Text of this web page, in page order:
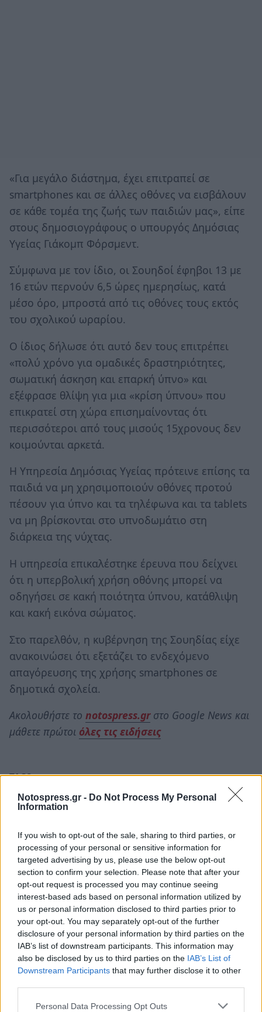
Notospress.gr - Do Not Process My Personal
Information
If you wish to opt-out of the sale, sharing to third parties, or
processing of your personal or sensitive information for
targeted advertising by us, please use the below opt-out
section to confirm your selection. Please note that after your
opt-out request is processed you may continue seeing
interest-based ads based on personal information utilized by
us or personal information disclosed to third parties prior to
your opt-out. You may separately opt-out of the further
disclosure of your personal information by third parties on the
IAB’s list of downstream participants. This information may
also be disclosed by us to third parties on the IAB’s List of
Downstream Participants that may further disclose it to other
Personal Data Processing Opt Outs
«Για μεγάλο διάστημα, έχει επιτραπεί σε
smartphones και σε άλλες οθόνες να εισβάλουν
σε κάθε τομέα της ζωής των παιδιών μας», είπε
στους δημοσιογράφους ο υπουργός Δημόσιας
Υγείας Γιάκομπ Φόρσμεντ.
Σύμφωνα με τον ίδιο, οι Σουηδοί έφηβοι 13 με
16 ετών περνούν 6,5 ώρες ημερησίως, κατά
μέσο όρο, μπροστά από τις οθόνες τους εκτός
του σχολικού ωραρίου.
Ο ίδιος δήλωσε ότι αυτό δεν τους επιτρέπει
«πολύ χρόνο για ομαδικές δραστηριότητες,
σωματική άσκηση και επαρκή ύπνο» και
εξέφρασε θλίψη για μια «κρίση ύπνου» που
επικρατεί στη χώρα επισημαίνοντας ότι
περισσότεροι από τους μισούς 15χρονους δεν
κοιμούνται αρκετά.
Η Υπηρεσία Δημόσιας Υγείας πρότεινε επίσης τα
παιδιά να μη χρησιμοποιούν οθόνες προτού
πέσουν για ύπνο και τα τηλέφωνα και τα tablets
να μη βρίσκονται στο υπνοδωμάτιο στη
διάρκεια της νύχτας.
Η υπηρεσία επικαλέστηκε έρευνα που δείχνει
ότι η υπερβολική χρήση οθόνης μπορεί να
οδηγήσει σε κακή ποιότητα ύπνου, κατάθλιψη
και κακή εικόνα σώματος.
Στο παρελθόν, η κυβέρνηση της Σουηδίας είχε
ανακοινώσει ότι εξετάζει το ενδεχόμενο
απαγόρευσης της χρήσης smartphones σε
δημοτικά σχολεία.
Ακολουθήστε το notospress.grστο Google News και
μάθετε πρώτοι όλες τις ειδήσεις
TAGS: ΣΟΥΗΔΙΑ ΥΓΙΕΙΝΗ
ΕΠΟΜΕΝΗ ΗΜΕΡΑ
ΠΑΙΔΙΑ
ΓΟΝΕΙΣ ΤΕΧΝΟΛΟΓΙΑ SMARTPHONES